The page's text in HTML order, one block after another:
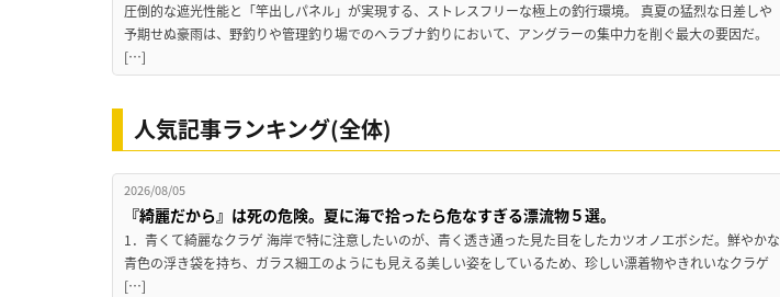
圧倒的な遮光性能と「竿出しパネル」が実現する、ストレスフリーな極上の釣行環境。 真夏の猛烈な日差しや
予期せぬ豪雨は、野釣りや管理釣り場でのヘラブナ釣りにおいて、アングラーの集中力を削ぐ最大の要因だ。
[…]
人気記事ランキング(全体)
2026/08/05
『綺麗だから』は死の危険。夏に海で拾ったら危なすぎる漂流物５選。
1．青くて綺麗なクラゲ 海岸で特に注意したいのが、青く透き通った見た目をしたカツオノエボシだ。鮮やかな
青色の浮き袋を持ち、ガラス細工のようにも見える美しい姿をしているため、珍しい漂着物やきれいなクラゲ
[…]